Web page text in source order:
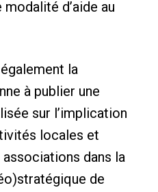
d’aide au
la
à publier une
sur l’implication
locales et
dans la
de